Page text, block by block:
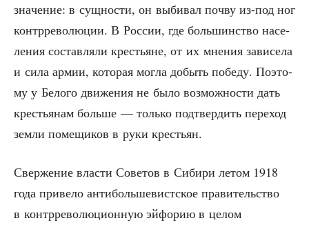
зна­че­ние: в сущ­но­сти, он выби­вал поч­ву из-под ног
контр­ре­во­лю­ции. В Рос­сии, где боль­шин­ство насе­
ле­ния состав­ля­ли кре­стьяне, от их мне­ния зави­се­ла
и сила армии, кото­рая мог­ла добыть побе­ду. Поэто­
му у Бело­го дви­же­ния не было воз­мож­но­сти дать
кре­стья­нам боль­ше — толь­ко под­твер­дить пере­ход
зем­ли поме­щи­ков в руки крестьян.
Свер­же­ние вла­сти Сове­тов в Сиби­ри летом 1918
года при­ве­ло анти­боль­ше­вист­ское пра­ви­тель­ство
в контр­ре­во­лю­ци­он­ную эйфо­рию в целом